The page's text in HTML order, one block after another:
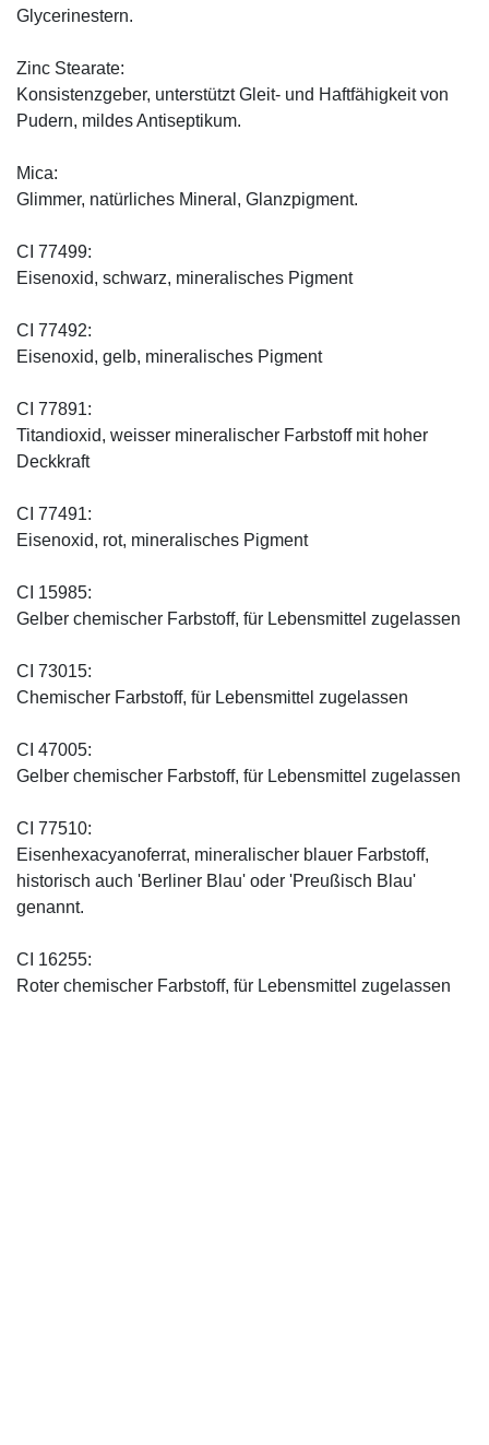
Glycerinestern.
Zinc Stearate:
Konsistenzgeber, unterstützt Gleit- und Haftfähigkeit von
Pudern, mildes Antiseptikum.
Mica:
Glimmer, natürliches Mineral, Glanzpigment.
CI 77499:
Eisenoxid, schwarz, mineralisches Pigment
CI 77492:
Eisenoxid, gelb, mineralisches Pigment
CI 77891:
Titandioxid, weisser mineralischer Farbstoff mit hoher
Deckkraft
CI 77491:
Eisenoxid, rot, mineralisches Pigment
CI 15985:
Gelber chemischer Farbstoff, für Lebensmittel zugelassen
CI 73015:
Chemischer Farbstoff, für Lebensmittel zugelassen
CI 47005:
Gelber chemischer Farbstoff, für Lebensmittel zugelassen
CI 77510:
Eisenhexacyanoferrat, mineralischer blauer Farbstoff,
historisch auch 'Berliner Blau' oder 'Preußisch Blau'
genannt.
CI 16255:
Roter chemischer Farbstoff, für Lebensmittel zugelassen